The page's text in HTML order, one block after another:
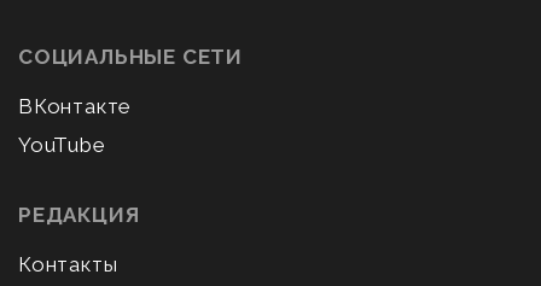
СОЦИАЛЬНЫЕ СЕТИ
ВКонтакте
YouTube
РЕДАКЦИЯ
Контакты